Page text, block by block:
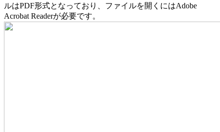
ルはPDF形式となっており、ファイルを開くにはAdobe
Acrobat Readerが必要です。